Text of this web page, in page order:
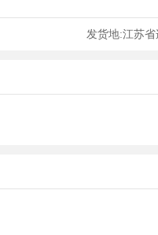
发货地:江苏省